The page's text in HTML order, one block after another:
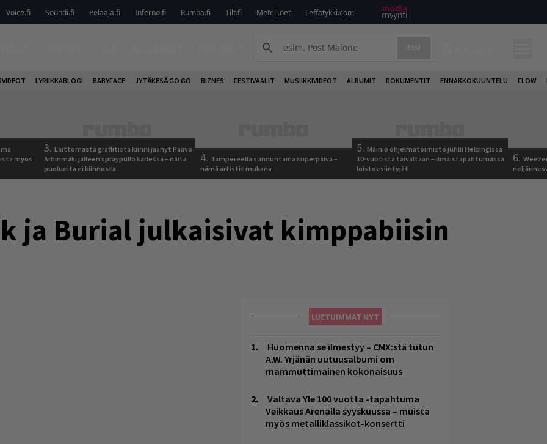
Voice.fi Soundi.fi Pelaaja.fi Inferno.fi Rumba.fi Tilt.fi Meteli.net Leffatykki.com
LYRIIKKABLOGI BABYFACE JYTÄKESÄ GO GO BIZNES FESTIVAALIT MUSIIKKIVIDEOT ALBUMIT DOKUMENTIT ENNAKKOKUUNTELU FLOW
myös
3. Laittomasta graffitista kiinni jäänyt Paavo
Arhinmäki jälleen spraypullo kädessä – näitä
puolueita ei kiinnosta
4. Tampereella sunnuntaina superpäivä –
nämä artistit mukana
5. Mainio ohjelmatoimisto juhlii Helsingissä
10-vuotista taivaltaan – ilmaistapahtumassa
loistoesiintyjät
6.
ja Burial julkaisivat kimppabiisin
LUETUIMMAT NYT
Huomenna se ilmestyy – CMX:stä tutun
A.W. Yrjänän uutuusalbumi om
mammuttimainen kokonaisuus
Valtava Yle 100 vuotta -tapahtuma
Veikkaus Arenalla syyskuussa – muista
myös metalliklassikot-konsertti